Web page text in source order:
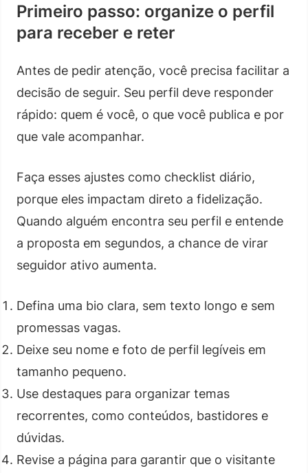
Primeiro passo: organize o perfil
para receber e reter
Antes de pedir atenção, você precisa facilitar a
decisão de seguir. Seu perfil deve responder
rápido: quem é você, o que você publica e por
que vale acompanhar.
Faça esses ajustes como checklist diário,
porque eles impactam direto a fidelização.
Quando alguém encontra seu perfil e entende
a proposta em segundos, a chance de virar
seguidor ativo aumenta.
Defina uma bio clara, sem texto longo e sem
promessas vagas.
Deixe seu nome e foto de perfil legíveis em
tamanho pequeno.
Use destaques para organizar temas
recorrentes, como conteúdos, bastidores e
dúvidas.
Revise a página para garantir que o visitante